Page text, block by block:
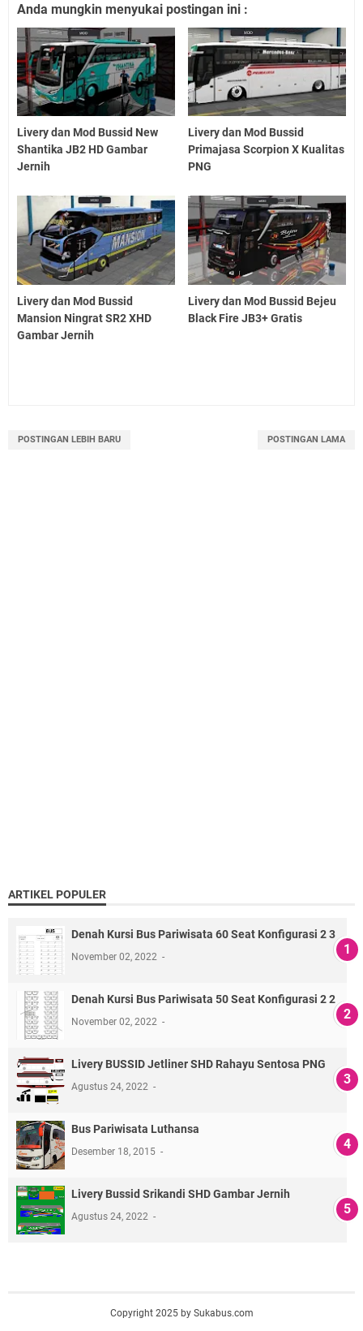
Anda mungkin menyukai postingan ini :
Livery dan Mod Bussid New
Shantika JB2 HD Gambar
Jernih
Livery dan Mod Bussid
Primajasa Scorpion X Kualitas
PNG
Livery dan Mod Bussid
Mansion Ningrat SR2 XHD
Gambar Jernih
Livery dan Mod Bussid Bejeu
Black Fire JB3+ Gratis
POSTINGAN LEBIH BARU POSTINGAN LAMA
ARTIKEL POPULER
Denah Kursi Bus Pariwisata 60 Seat Konfigurasi 2 3
November 02, 2022
Denah Kursi Bus Pariwisata 50 Seat Konfigurasi 2 2
November 02, 2022
Livery BUSSID Jetliner SHD Rahayu Sentosa PNG
Agustus 24, 2022
Bus Pariwisata Luthansa
Desember 18, 2015
Livery Bussid Srikandi SHD Gambar Jernih
Agustus 24, 2022
Copyright 2025 by Sukabus.com